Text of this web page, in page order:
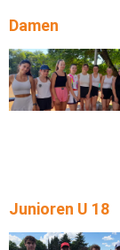
Damen
Junioren U 18